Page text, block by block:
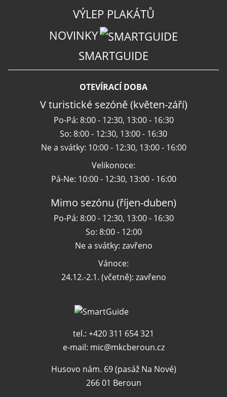
VÝLEP PLAKÁTŮ
NOVINKY
SMARTGUIDE
OTEVÍRACÍ DOBA
V turistické sezóně (květen-září)
Po-Pá: 8:00 - 12:30, 13:00 - 16:30
So: 8:00 - 12:30, 13:00 - 16:30
Ne a svátky: 10:00 - 12:30, 13:00 - 16:00
Velikonoce:
Pá-Ne: 10:00 - 12:30, 13:00 - 16:00
Mimo sezónu (říjen-duben)
Po-Pá: 8:00 - 12:30, 13:00 - 16:30
So: 8:00 - 12:00
Ne a svátky: zavřeno
Vánoce:
24.12.-2.1. (včetně): zavřeno
tel.: +420 311 654 321
e-mail: mic@mkcberoun.cz
Husovo nám. 69 (pasáž Na Nové)
266 01 Beroun